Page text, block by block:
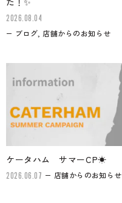
2026.08.04
ブログ, 店舗からのお知らせ
ケータハム サマーCP☀
2026.06.07 店舗からのお知らせ